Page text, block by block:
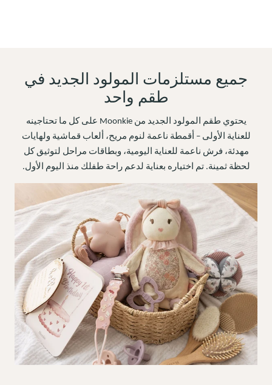
جميع مستلزمات المولود الجديد في
طقم واحد
يحتوي طقم المولود الجديد من Moonkie على كل ما تحتاجينه
للعناية الأولى – أقمطة ناعمة لنوم مريح، ألعاب قماشية ولهايات
مهدئة، فرش ناعمة للعناية اليومية، وبطاقات مراحل لتوثيق كل
لحظة ثمينة. تم اختياره بعناية لدعم راحة طفلك منذ اليوم الأول.